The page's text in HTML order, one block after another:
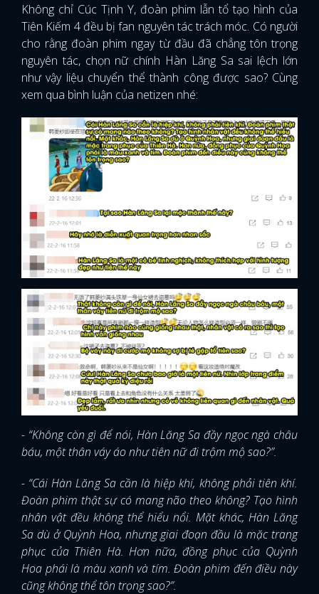
Không chỉ Cúc Tịnh Y, đoàn phim lẫn tổ tạo hình của
Tiên Kiếm 4 đều bị fan nguyên tác trách móc. Có người
cho rằng đoàn phim ngay từ đầu đã chẳng tôn trọng
nguyên tác, chọn nữ chính Hàn Lăng Sa sai lệch lớn
như vậy liệu chuyển thể thành công được sao? Cùng
xem qua bình luận của netizen nhé:
- “Không còn gì để nói, Hàn Lăng Sa đầy ngọc ngà châu
báu, một thân váy áo như tiên nữ đi trộm mộ sao?”.
- “Cái Hàn Lăng Sa cần là hiệp khí, không phải tiên khí.
Đoàn phim thật sự có mang não theo không? Tạo hình
nhân vật đều không thể hiểu nổi. Mặt khác, Hàn Lăng
Sa dù ở Quỳnh Hoa, nhưng giai đoạn đầu là mặc trang
phục của Thiên Hà. Hơn nữa, đồng phục của Quỳnh
Hoa phái là màu xanh và tím. Đoàn phim đến điều này
cũng không thể tôn trọng sao?”.